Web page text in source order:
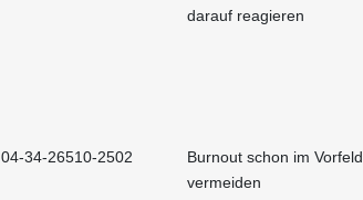
darauf reagieren
04-34-26510-2502
Burnout schon im Vorfeld
vermeiden